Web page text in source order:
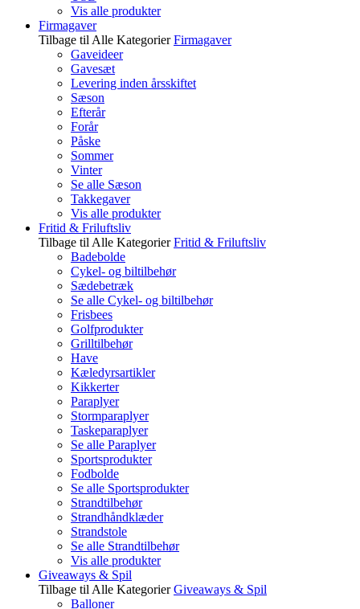
Vis alle produkter
Firmagaver
Tilbage til Alle Kategorier Firmagaver
Gaveideer
Gavesæt
Levering inden årsskiftet
Sæson
Efterår
Forår
Påske
Sommer
Vinter
Se alle Sæson
Takkegaver
Vis alle produkter
Fritid & Friluftsliv
Tilbage til Alle Kategorier Fritid & Friluftsliv
Badebolde
Cykel- og biltilbehør
Sædebetræk
Se alle Cykel- og biltilbehør
Frisbees
Golfprodukter
Grilltilbehør
Have
Kæledyrsartikler
Kikkerter
Paraplyer
Stormparaplyer
Taskeparaplyer
Se alle Paraplyer
Sportsprodukter
Fodbolde
Se alle Sportsprodukter
Strandtilbehør
Strandhåndklæder
Strandstole
Se alle Strandtilbehør
Vis alle produkter
Giveaways & Spil
Tilbage til Alle Kategorier Giveaways & Spil
Balloner